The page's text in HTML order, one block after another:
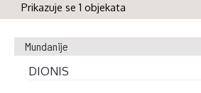
Prikazuje se 1 objekata
Mundanije
DIONIS